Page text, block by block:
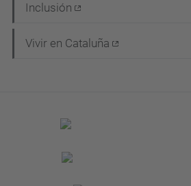
Inclusión
Vivir en Cataluña